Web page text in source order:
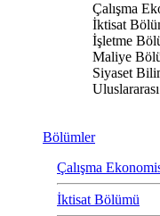
Çalışma
İktisat
İşletme
Maliye
Siyaset
Bölümler
Çalışma
İktisat Bölümü